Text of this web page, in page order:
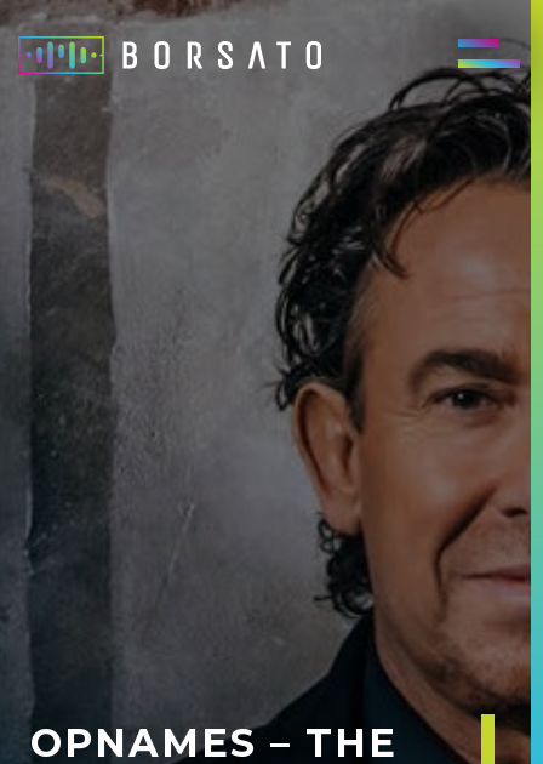
OPNAMES – THE